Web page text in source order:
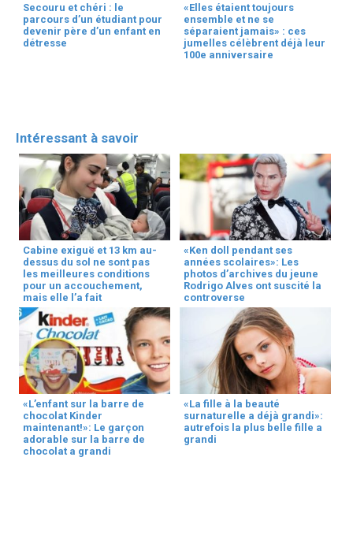
Secouru et chéri : le
parcours d’un étudiant pour
devenir père d’un enfant en
détresse
«Elles étaient toujours
ensemble et ne se
séparaient jamais» : ces
jumelles célèbrent déjà leur
100e anniversaire
Intéressant à savoir
Cabine exiguë et 13 km au-
dessus du sol ne sont pas
les meilleures conditions
pour un accouchement,
mais elle l’a fait
«Ken doll pendant ses
années scolaires»: Les
photos d’archives du jeune
Rodrigo Alves ont suscité la
controverse
«L’enfant sur la barre de
chocolat Kinder
maintenant!»: Le garçon
adorable sur la barre de
chocolat a grandi
«La fille à la beauté
surnaturelle a déjà grandi»:
autrefois la plus belle fille a
grandi